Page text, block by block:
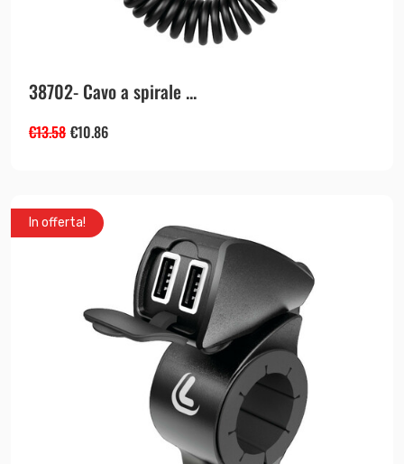
38702- Cavo a spirale ...
€13.58 €10.86
In offerta!